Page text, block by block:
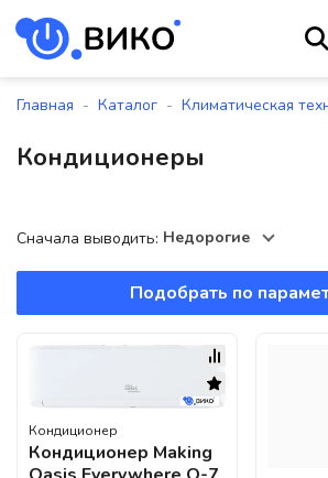
с
По всем вопросам
sales@viko-t.by
Оплата и доставка
Контакты
220118, г.
Главная - Каталог - Климатическая
Кондиционеры
Сначала выводить: Недорогие
Подобрать по
Кондиционер
Кондиционер Making